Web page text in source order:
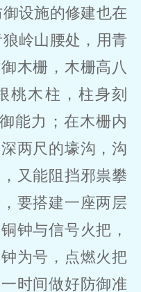
设施的修建也在
岭山腰处，用青
木栅，木栅高八
桃木柱，柱身刻
能力；在木栅内
两尺的壕沟，沟
又能阻挡邪祟攀
要搭建一座两层
钟与信号火把，
为号，点燃火把
时间做好防御准